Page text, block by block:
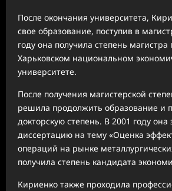
После окончания университета,
свое образование, поступив в
году она получила степень
Харьковском национальном
университете.
После получения магистерской
решила продолжить образование и
докторскую степень. В 2001 году
диссертацию на тему «Оценка
операций на рынке
получила степень кандидата
Кириенко также проходила